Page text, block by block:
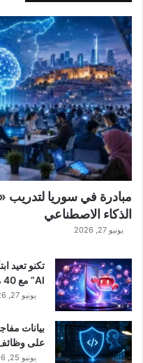
مبادرة في سوريا
الذكاء الاصطناعي
يونيو 27, 2026
AI” مع 40 مهارة
يونيو 27, 2026
بيانات
على
يونيو 25, 2026